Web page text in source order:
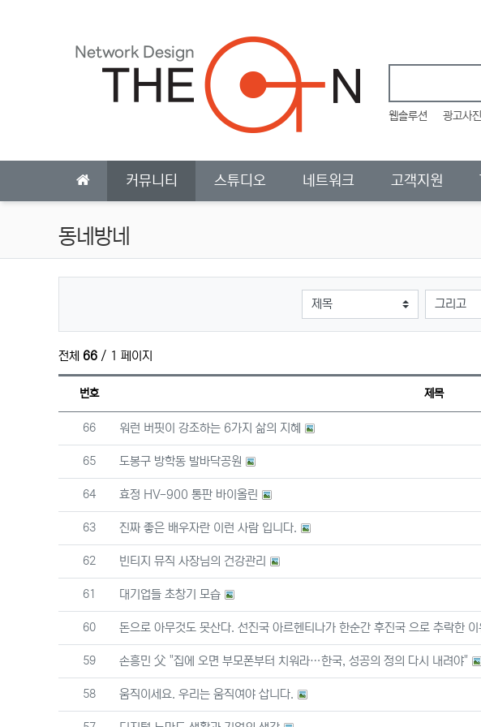
웹솔루션 광고사진
커뮤니티 스튜디오 네트워크 고객지원
동네방네
검색대상
전체 66 / 1 페이지
번호 제목
번호
66 워런 버핏이 강조하는 6가지 삶의 지혜
번호
65 도봉구 방학동 발바닥공원
번호
64 효정 HV-900 통판 바이올린
번호
63 진짜 좋은 배우자란 이런 사람 입니다.
번호
62 빈티지 뮤직 사장님의 건강관리
번호
61 대기업들 초창기 모습
번호
60 돈으로 아무것도 못산다. 선진국 아르헨티나가 한순간 후진국 으로 추락한 이
번호
59 손흥민 父 "집에 오면 부모폰부터 치워라…한국, 성공의 정의 다시 내려야"
번호
58 움직이세요. 우리는 움직여야 삽니다.